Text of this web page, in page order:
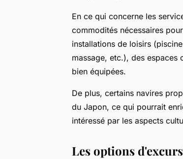
En ce qui concerne les
commodités nécessaires
installations de loisirs
massage, etc.), des espaces
bien équipées.
De plus, certains navires
du Japon, ce qui pourrait
intéressé par les aspects
Les options